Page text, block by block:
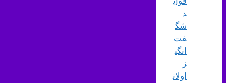
د
شگ
فت‌
انگی
ز
اولان